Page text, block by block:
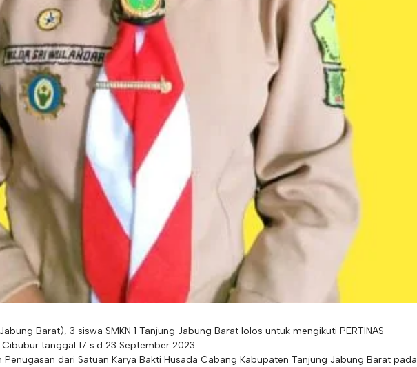
Barat), 3 siswa SMKN 1 Tanjung Jabung Barat lolos untuk mengikuti PERTINAS
tanggal 17 s.d 23 September 2023.
dari Satuan Karya Bakti Husada Cabang Kabupaten Tanjung Jabung Barat pada